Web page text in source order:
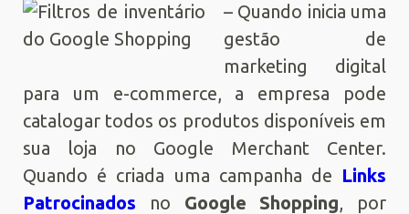
– Quando inicia uma
gestão de
marketing digital
para um e-commerce, a empresa pode
catalogar todos os produtos disponíveis em
sua loja no Google Merchant Center.
Quando é criada uma campanha de Links
Patrocinados no Google Shopping, por